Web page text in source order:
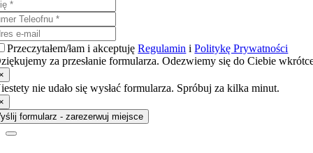
Przeczytałem/łam i akceptujęRegulamin iPolitykę Prywatności
za przesłanie formularza. Odezwiemy się do Ciebie
nie udało się wysłać formularza. Spróbuj za kilka minut.
formularz - zarezerwuj miejsce